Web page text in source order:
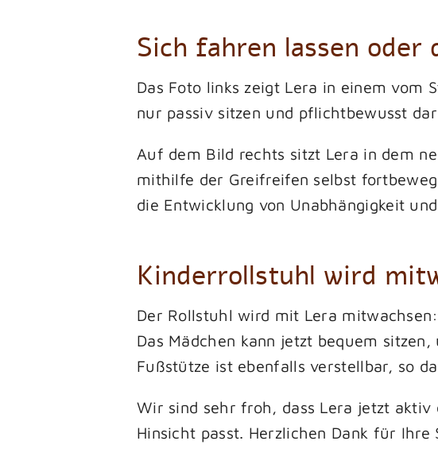
Sich fahren lassen oder
Das Foto links zeigt Lera in einem vom
nur passiv sitzen und pflichtbewusst
Auf dem Bild rechts sitzt Lera in dem
mithilfe der Greifreifen selbst
die Entwicklung von Unabhängigkeit
Kinderrollstuhl wird
Der Rollstuhl wird mit Lera
Das Mädchen kann jetzt bequem
Fußstütze ist ebenfalls verstellbar, so
Wir sind sehr froh, dass Lera jetzt
Hinsicht passt. Herzlichen Dank für